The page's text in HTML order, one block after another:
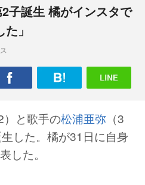
子誕生 橘がインスタで
」
）と歌手の松浦亜弥 （3
した。橘が31日に自身
した。